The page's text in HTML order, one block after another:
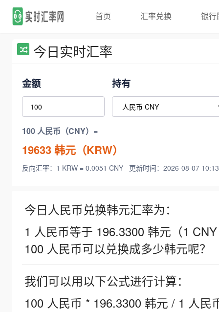
首页 汇率兑换 银行
今日实时汇率
金额 持有
100 人民币（CNY）=
19633韩元（KRW）
反向汇率：1 KRW = 0.0051 CNY 更新时间：2026-08-07
今日人民币兑换韩元汇率为：
1 人民币等于 196.3300 韩元（1
100 人民币可以兑换成多少韩元呢？
我们可以用以下公式进行计算：
100 人民币 * 196.3300 韩元 / 1 人民